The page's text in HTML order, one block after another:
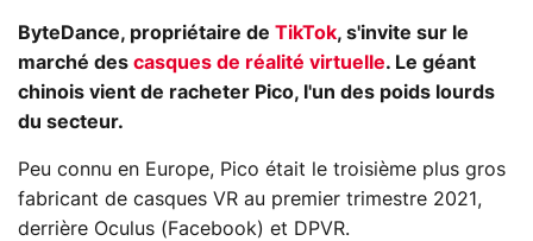
ByteDance, propriétaire de TikTok, s'invite sur le
marché des casques de réalité virtuelle. Le géant
chinois vient de racheter Pico, l'un des poids lourds
du secteur.
Peu connu en Europe, Pico était le troisième plus gros
fabricant de casques VR au premier trimestre 2021,
derrière Oculus (Facebook) et DPVR.